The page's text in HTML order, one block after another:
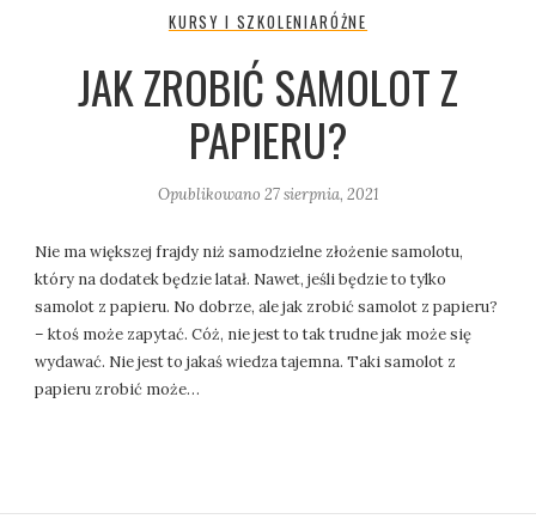
KURSY I SZKOLENIARÓŻNE
JAK ZROBIĆ SAMOLOT Z
PAPIERU?
Opublikowano 27 sierpnia, 2021
Nie ma większej frajdy niż samodzielne złożenie samolotu,
który na dodatek będzie latał. Nawet, jeśli będzie to tylko
samolot z papieru. No dobrze, ale jak zrobić samolot z papieru?
– ktoś może zapytać. Cóż, nie jest to tak trudne jak może się
wydawać. Nie jest to jakaś wiedza tajemna. Taki samolot z
papieru zrobić może…